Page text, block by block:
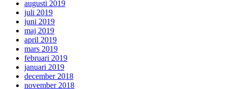
augusti 2019
juli 2019
juni 2019
maj 2019
april 2019
mars 2019
februari 2019
januari 2019
december 2018
november 2018